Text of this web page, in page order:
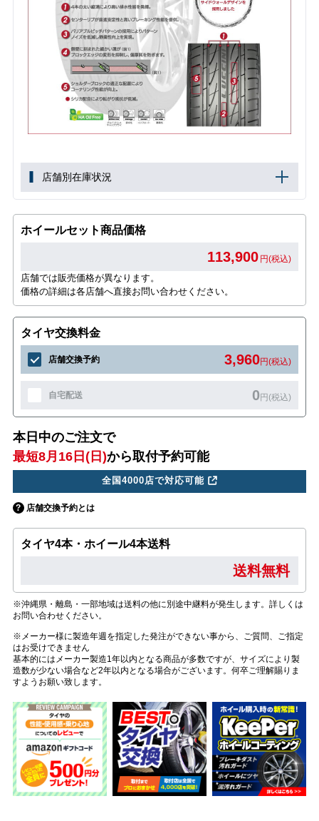
店舗別在庫状況
ホイールセット商品価格
113,900 円(税込)
店舗では販売価格が異なります。
価格の詳細は各店舗へ直接お問い合わせください。
タイヤ交換料金
店舗交換予約 3,960円(税込)
自宅配送 0円(税込)
本日中のご注文で
最短8月16日(日)から取付予約可能
全国4000店で対応可能
店舗交換予約とは
タイヤ4本・ホイール4本送料
送料無料
※沖縄県・離島・一部地域は送料の他に別途中継料が発生します。詳しくは
お問い合わせください。
※メーカー様に製造年週を指定した発注ができない事から、ご質問、ご指定
はお受けできません
基本的にはメーカー製造1年以内となる商品が多数ですが、サイズにより製
造数が少ない場合など2年以内となる場合がございます。何卒ご理解賜りま
すようお願い致します。